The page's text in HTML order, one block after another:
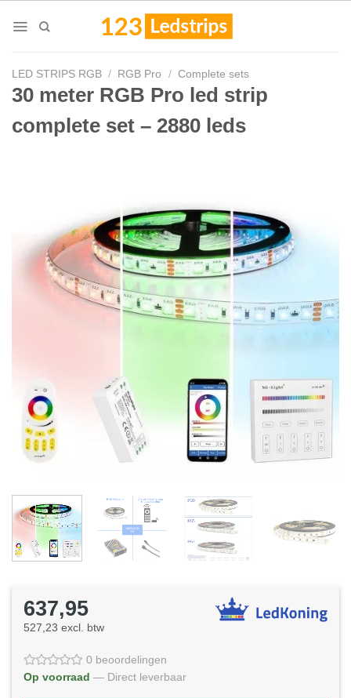
LED STRIPS RGB / RGB Pro / Complete sets
30 meter RGB Pro led strip
complete set – 2880 leds
637,95
527,23 excl. btw
0 beoordelingen
Op voorraad — Direct leverbaar